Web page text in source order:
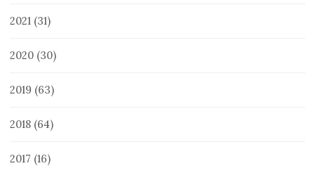
2021 (31)
2020 (30)
2019 (63)
2018 (64)
2017 (16)